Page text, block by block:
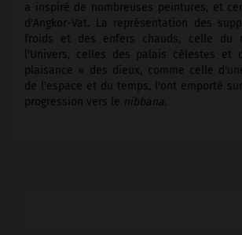
a inspiré de nombreuses peintures, et
d'Angkor-Vat. La représentation des
froids et des enfers chauds, celle du
l'Univers, celles des palais célestes et
plaisance » des dieux, comme celle
de l'espace et du temps, l'ont emporté
progression vers le nibbana.